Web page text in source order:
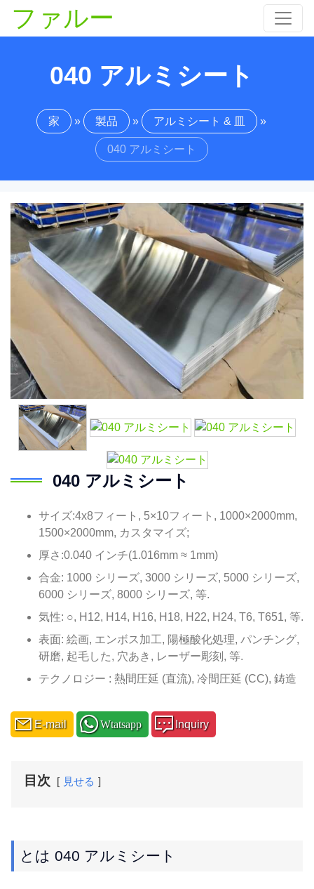
ファルー
040 アルミシート
家 » 製品 » アルミシート & 皿 »
040 アルミシート
040 アルミシート
サイズ:4x8フィート, 5×10フィート, 1000×2000mm,
1500×2000mm, カスタマイズ;
厚さ:0.040 インチ(1.016mm ≈ 1mm)
合金: 1000 シリーズ, 3000 シリーズ, 5000 シリーズ,
6000 シリーズ, 8000 シリーズ, 等.
気性: ○, H12, H14, H16, H18, H22, H24, T6, T651, 等.
表面: 絵画, エンボス加工, 陽極酸化処理, パンチング,
研磨, 起毛した, 穴あき, レーザー彫刻, 等.
テクノロジー : 熱間圧延 (直流), 冷間圧延 (CC), 鋳造
E-mail Wtatsapp Inquiry
目次 見せる
とは 040 アルミシート